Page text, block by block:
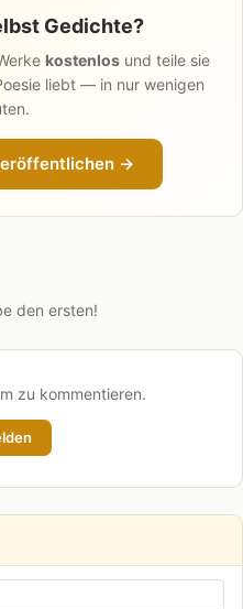
Gedichte?
kostenlos und teile sie
liebt — in nur wenigen
→
den ersten!
zu kommentieren.